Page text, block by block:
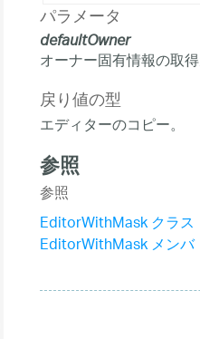
パラメータ
defaultOwner
オーナー固有情報の取
戻り値の型
エディターのコピー。
参照
参照
EditorWithMask クラス
EditorWithMask メンバ